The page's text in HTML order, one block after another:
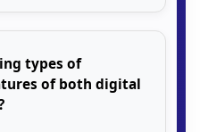
types of
of both digital